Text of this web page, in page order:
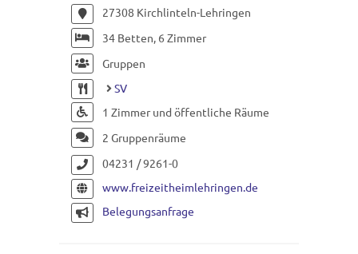
27308 Kirchlinteln-Lehringen
34 Betten, 6 Zimmer
Gruppen
SV
1 Zimmer und öffentliche Räume
2 Gruppenräume
04231 / 9261-0
www.freizeitheimlehringen.de
Belegungsanfrage